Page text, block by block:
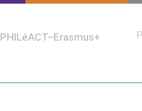
PHILéACT–Erasmus+